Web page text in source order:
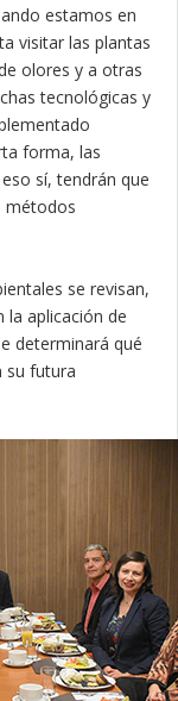
estamos en
visitar las plantas
olores y a otras
tecnológicas y
forma, las
sí, tendrán que
métodos
se revisan,
la aplicación de
determinará qué
su futura